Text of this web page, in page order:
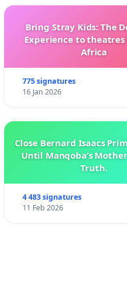
Bring Stray Kids: The
Experience to theatres
Africa
775 signatures
16 Jan 2026
Close Bernard Isaacs
Until Manqoba’s
Truth.
4 483 signatures
11 Feb 2026